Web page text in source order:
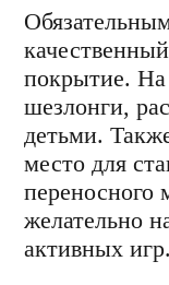
покрытие.
шезлонги,
детьми.
место для
переносного
желательно
активных игр.